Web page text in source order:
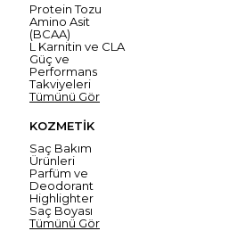
Protein Tozu
Amino Asit
(BCAA)
L Karnitin ve CLA
Güç ve
Performans
Takviyeleri
Tümünü Gör
KOZMETİK
Saç Bakım
Ürünleri
Parfüm ve
Deodorant
Highlighter
Saç Boyası
Tümünü Gör